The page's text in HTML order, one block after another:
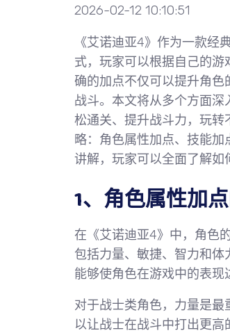
2026-02-12 10:10:51
《艾诺迪亚4》作为一款经
式，玩家可以根据自己的
确的加点不仅可以提升角
战斗。本文将从多个方面
松通关、提升战斗力，玩
略：角色属性加点、技能
讲解，玩家可以全面了解如
1、角色属性加
在《艾诺迪亚4》中，角色
包括力量、敏捷、智力和
能够使角色在游戏中的表现
对于战士类角色，力量是
以让战士在战斗中打出更